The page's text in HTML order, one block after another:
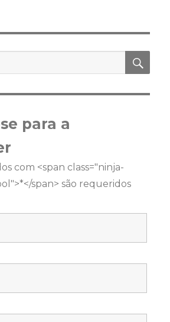
para a
com <span class="ninja-
span> são requeridos